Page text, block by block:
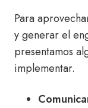
Para
y generar el
presentamos
implementar.